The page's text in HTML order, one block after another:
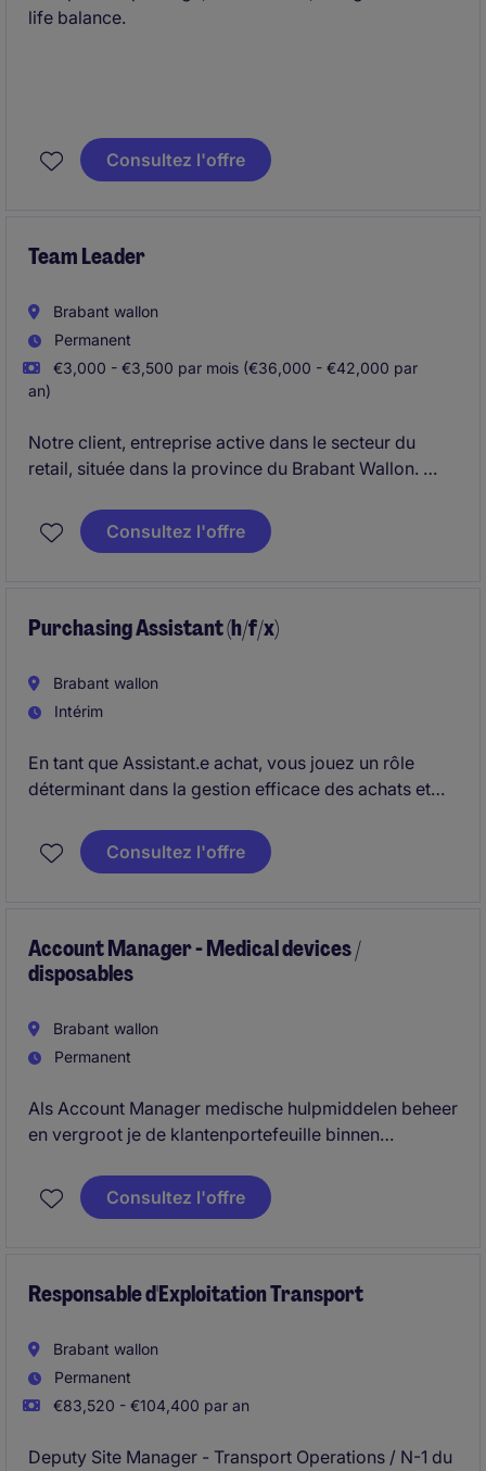
life balance.
Consultez l'offre
Team Leader
Brabant wallon
Permanent
€3,000 - €3,500 par mois (€36,000 - €42,000 par
an)
Notre client, entreprise active dans le secteur du
retail, située dans la province du Brabant Wallon.
Vous serez chargé(e) de coordonner les opérations
de transport au quotidien et d'encadrer une équipe
l'organisation et la performance des livraisons.
Consultez l'offre
Purchasing Assistant (h/f/x)
Brabant wallon
Intérim
En tant que Assistant.e achat, vous jouez un rôle
déterminant dans la gestion efficace des achats et
informations et participez au bon déroulement des
opérations en renforçant l'efficacité des processus
Consultez l'offre
Account Manager - Medical devices /
disposables
Brabant wallon
Permanent
Als Account Manager medische hulpmiddelen beheer
en vergroot je de klantenportefeuille binnen
tender management te combineren met ervaring in
de operatiekamer. Je analyseert klantbehoeften en
Consultez l'offre
Responsable d'Exploitation Transport
Brabant wallon
Permanent
€83,520 - €104,400 par an
Deputy Site Manager - Transport Operations / N-1 du